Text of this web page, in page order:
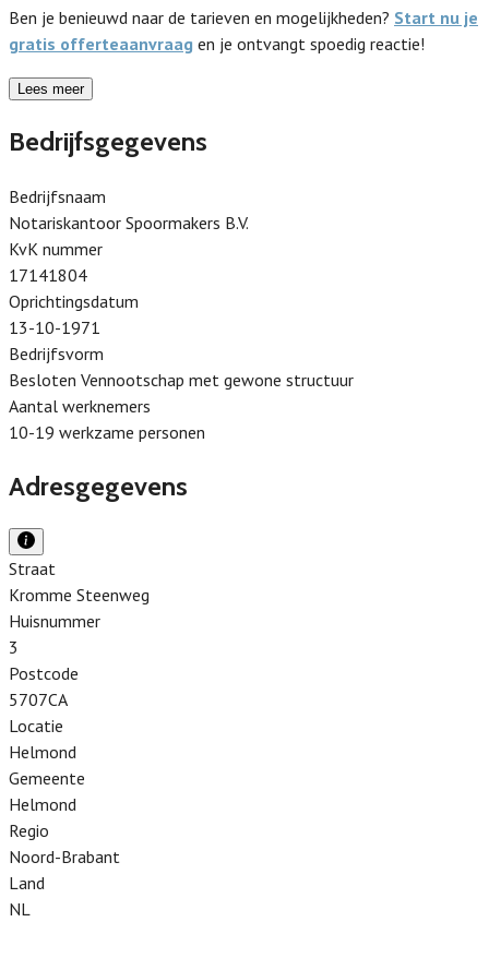
Ben je benieuwd naar de tarieven en mogelijkheden? Start nu je
gratis offerteaanvraag en je ontvangt spoedig reactie!
Lees meer
Bedrijfsgegevens
Bedrijfsnaam
Notariskantoor Spoormakers B.V.
KvK nummer
17141804
Oprichtingsdatum
13-10-1971
Bedrijfsvorm
Besloten Vennootschap met gewone structuur
Aantal werknemers
10-19 werkzame personen
Adresgegevens
Straat
Kromme Steenweg
Huisnummer
3
Postcode
5707CA
Locatie
Helmond
Gemeente
Helmond
Regio
Noord-Brabant
Land
NL